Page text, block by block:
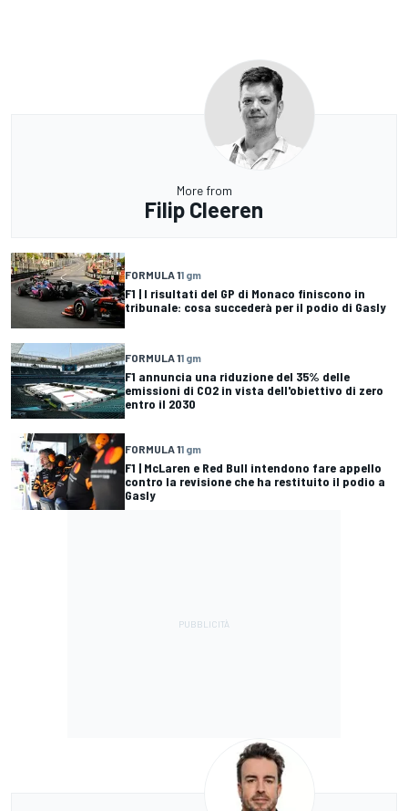
More from
Filip Cleeren
FORMULA 11 gm
F1 | I risultati del GP di Monaco finiscono in
tribunale: cosa succederà per il podio di Gasly
FORMULA 11 gm
F1 annuncia una riduzione del 35% delle
emissioni di CO2 in vista dell'obiettivo di zero
entro il 2030
FORMULA 11 gm
F1 | McLaren e Red Bull intendono fare appello
contro la revisione che ha restituito il podio a
Gasly